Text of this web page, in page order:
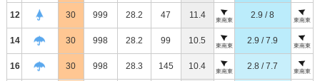
12 30 999 28.2 47 11.4
東南東
2.9 / 8
東南東
14 30 998 28.2 99 10.5
東南東
2.9 / 7.9
東南東
16 30 998 28.3 145 10.4
東南東
2.8 / 7.7
東南東